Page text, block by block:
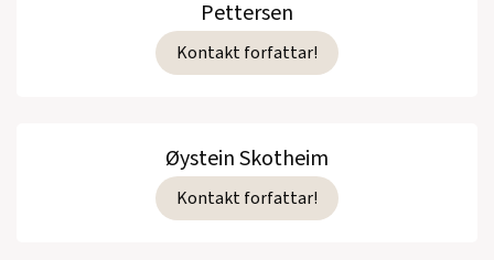
Pettersen
Kontakt forfattar!
Øystein Skotheim
Kontakt forfattar!